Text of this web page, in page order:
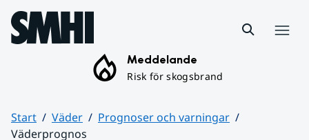
Hoppa till sidans innehåll
Meddelande
Risk för skogsbrand
Start Väder
Prognoser och varningar
Väderprognos